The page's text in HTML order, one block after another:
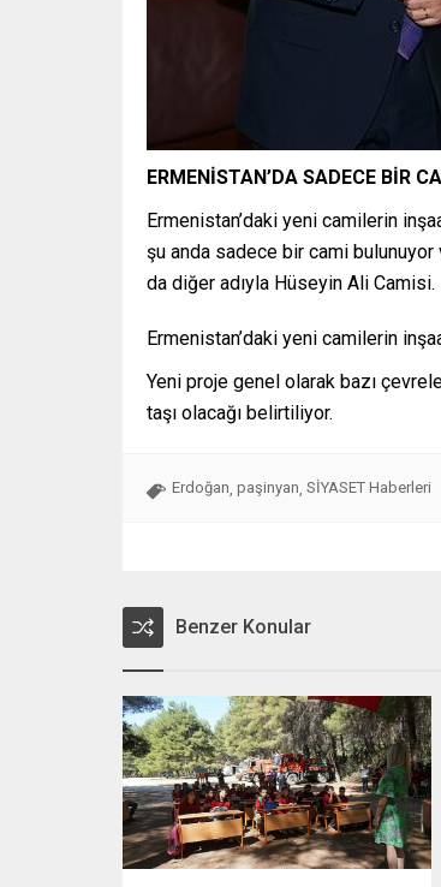
ERMENİSTAN’DA SADECE BİR
Ermenistan’daki yeni camilerin
şu anda sadece bir cami bulunuyor
da diğer adıyla Hüseyin Ali Camisi.
Ermenistan’daki yeni camilerin
Yeni proje genel olarak bazı
taşı olacağı belirtiliyor.
Erdoğan, paşinyan, SİYASET Haberleri
Benzer Konular